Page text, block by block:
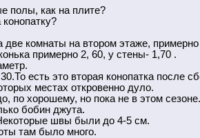
полы, как на плите?
конопатку?
две комнаты на втором этаже,
примерно 2, 60, у стены- 1,70 .
есть это вторая конопатка
местах откровенно дуло.
по хорошему, но пока не в этом сезоне.
бобин джута.
швы были до 4-5 см.
там было много.